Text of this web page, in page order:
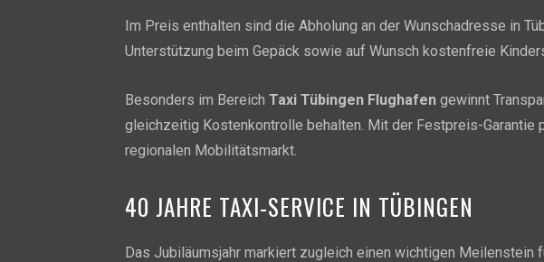
Im Preis enthalten sind die Abholung an der Wunschadresse in
Unterstützung beim Gepäck sowie auf Wunsch kostenfreie
Besonders im Bereich Taxi Tübingen Flughafen gewinnt
gleichzeitig Kostenkontrolle behalten. Mit der Festpreis-
regionalen Mobilitätsmarkt.
40 JAHRE TAXI-SERVICE IN TÜBINGEN
Das Jubiläumsjahr markiert zugleich einen wichtigen Meilenstein